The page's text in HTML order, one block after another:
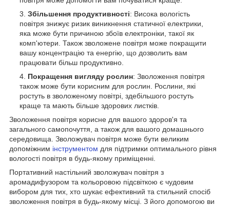
Збільшення продуктивності: Висока вологість
повітря знижує ризик виникнення статичної електрики,
яка може бути причиною збоїв електроніки, такої як
комп'ютери. Також зволожене повітря може покращити
вашу концентрацію та енергію, що дозволить вам
працювати більш продуктивно.
Покращення вигляду рослин: Зволоження повітря
також може бути корисним для рослин. Рослини, які
ростуть в зволоженому повітрі, здебільшого ростуть
краще та мають більше здорових листків.
Зволоження повітря корисне для вашого здоров'я та
загального самопочуття, а також для вашого домашнього
середовища. Зволожувач повітря може бути великим
допоміжним інструментом для підтримки оптимального рівня
вологості повітря в будь-якому приміщенні.
Портативний настільний зволожувач повітря з
аромадифузором та кольоровою підсвіткою є чудовим
вибором для тих, хто шукає ефективний та стильний спосіб
зволоження повітря в будь-якому місці. З його допомогою ви